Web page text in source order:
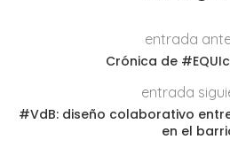
entrada
Crónica de
entrada
#VdB: diseño colaborativo
en el